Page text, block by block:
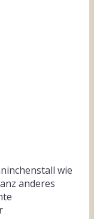
wie
anderes